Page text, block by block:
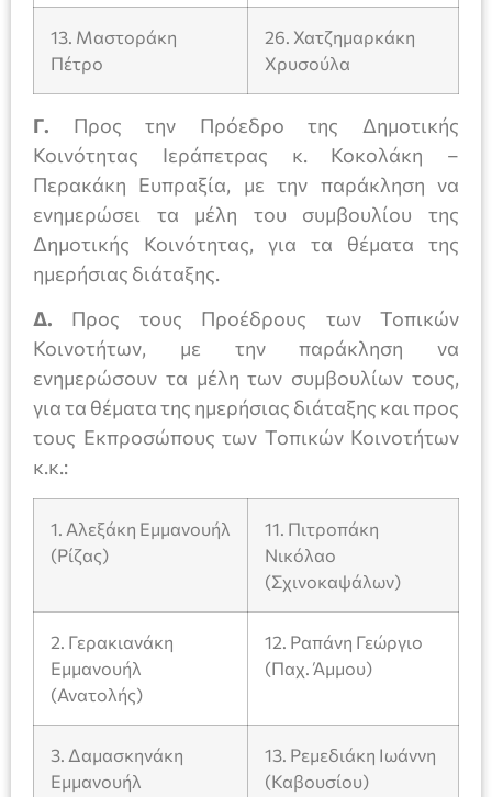
13. Μαστοράκη
Πέτρο
26. Χατζημαρκάκη
Χρυσούλα
Γ. Προς την Πρόεδρο της Δημοτικής
Κοινότητας Ιεράπετρας κ. Κοκολάκη –
Περακάκη Ευπραξία, με την παράκληση να
ενημερώσει τα μέλη του συμβουλίου της
Δημοτικής Κοινότητας, για τα θέματα της
ημερήσιας διάταξης.
Δ. Προς τους Προέδρους των Τοπικών
Κοινοτήτων, με την παράκληση να
ενημερώσουν τα μέλη των συμβουλίων τους,
για τα θέματα της ημερήσιας διάταξης και προς
τους Εκπροσώπους των Τοπικών Κοινοτήτων
κ.κ.:
1. Αλεξάκη Εμμανουήλ
(Ρίζας)
11. Πιτροπάκη
Νικόλαο
(Σχινοκαψάλων)
2. Γερακιανάκη
Εμμανουήλ
(Ανατολής)
12. Ραπάνη Γεώργιο
(Παχ. Άμμου)
3. Δαμασκηνάκη
Εμμανουήλ
13. Ρεμεδιάκη Ιωάννη
(Καβουσίου)